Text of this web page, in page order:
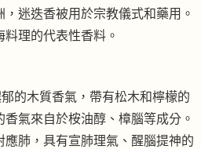
迷迭香被用於宗教儀式和藥用。
理的代表性香料。
的木質香氣，帶有松木和檸檬的
氣來自於桉油醇、樟腦等成分。
肺，具有宣肺理氣、醒腦提神的